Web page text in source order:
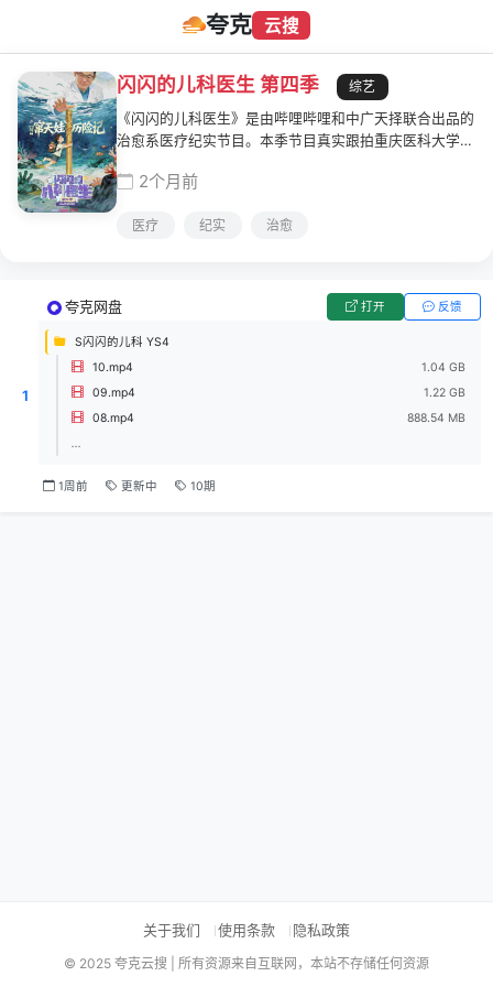
夸克 云搜
闪闪的儿科医生 第四季
综艺
《闪闪的儿科医生》是由哔哩哔哩和中广天择联合出品的
治愈系医疗纪实节目。本季节目真实跟拍重庆医科大学附
景，围绕新生儿救治、学习困难、青少年心理等热点，记
目在展现儿科医学硬核突破的同时，细腻刻画鲜活的医者
2个月前
医疗 纪实 治愈
1
夸克网盘 打开 反馈
S闪闪的儿科 YS4
10.mp4
1.04 GB
09.mp4
1.22 GB
08.mp4
888.54 MB
...
1周前 更新中 10期
关于我们 使用条款 隐私政策
© 2025 夸克云搜 | 所有资源来自互联网，本站不存储任何资源